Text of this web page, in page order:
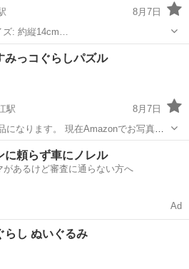
8月7日
ズ: 約縦14cm…
おもちゃ
みっコぐらしパズル
駅
8月7日
なります。 現在Amazonでお写真の
く掲載しました！新品になりますの
させてい
パズル
に頼らず車にノレル
があるけど審査に通らない方へ
Ad
らし ぬいぐるみ